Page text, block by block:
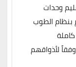
وحدات
التسليم بنظام الطوب
لأذواقهم